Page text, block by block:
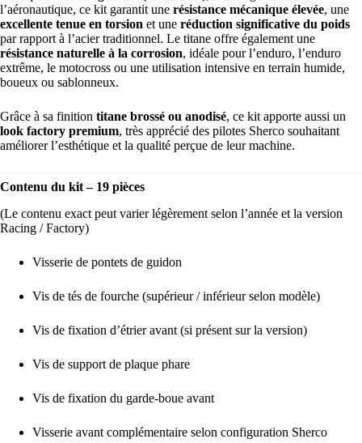
l’aéronautique, ce kit garantit une résistance mécanique élevée, une
excellente tenue en torsion et une réduction significative du poids
par rapport à l’acier traditionnel. Le titane offre également une
résistance naturelle à la corrosion, idéale pour l’enduro, l’enduro
extrême, le motocross ou une utilisation intensive en terrain humide,
boueux ou sablonneux.
Grâce à sa finition titane brossé ou anodisé, ce kit apporte aussi un
look factory premium, très apprécié des pilotes Sherco souhaitant
améliorer l’esthétique et la qualité perçue de leur machine.
Contenu du kit – 19 pièces
(Le contenu exact peut varier légèrement selon l’année et la version
Racing / Factory)
Visserie de pontets de guidon
Vis de tés de fourche (supérieur / inférieur selon modèle)
Vis de fixation d’étrier avant (si présent sur la version)
Vis de support de plaque phare
Vis de fixation du garde-boue avant
Visserie avant complémentaire selon configuration Sherco